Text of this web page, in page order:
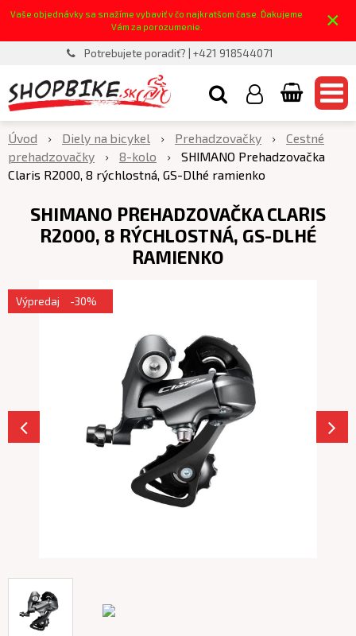
Vaše objednávky sa snažíme vybaviť v čo najkratšom čase. Ďakujeme
Vám za porozumenie.
×
Potrebujete poradiť? | +421 918544071
Úvod Diely na bicykel Prehadzovačky
Cestné
prehadzovačky
8-kolo
SHIMANO Prehadzovačka
Claris R2000, 8 rýchlostná, GS-Dlhé ramienko
SHIMANO PREHADZOVAČKA CLARIS
R2000, 8 RÝCHLOSTNÁ, GS-DLHÉ
RAMIENKO
Výpredaj -30%